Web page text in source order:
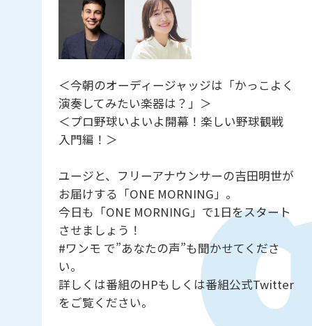
＜今朝のオーディージャッジは「かっこよく
演奏してみたい楽器は？」＞
＜プロ野球いよいよ開幕！楽しい野球観戦
入門編！＞
ユージと、フリーアナウンサーの吉田明世が
お届けする「ONE MORNING」。
今日も「ONE MORNING」で1日をスタート
させましょう！
#ワンモ で”あなたの声”も聞かせてくださ
い。
詳しくは番組のHPもしくは番組公式Twitter
をご覧ください。